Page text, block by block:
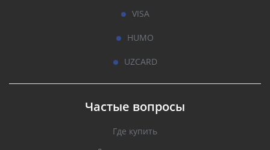
VISA
HUMO
UZCARD
Частые вопросы
Где купить